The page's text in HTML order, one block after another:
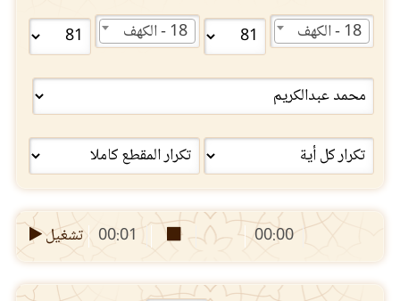
18 - الكهف 18 - الكهف
00:00
00:01 تشغيل